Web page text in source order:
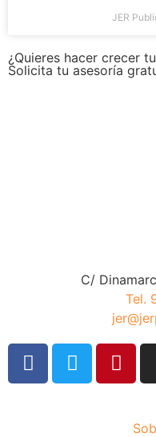
JER
¿Quieres hacer crecer
Solicita tu asesoría
C/
Tel.